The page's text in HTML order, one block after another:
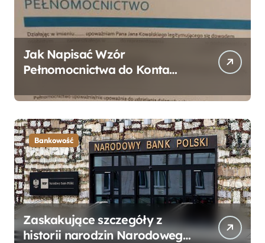
Jak Napisać Wzór
Pełnomocnictwa do Konta
Przewodnik
Bankowość
Zaskakujące szczegóły z
historii narodzin Narodowego